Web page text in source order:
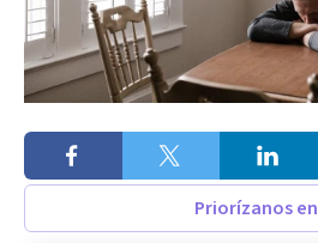
Priorízanos en